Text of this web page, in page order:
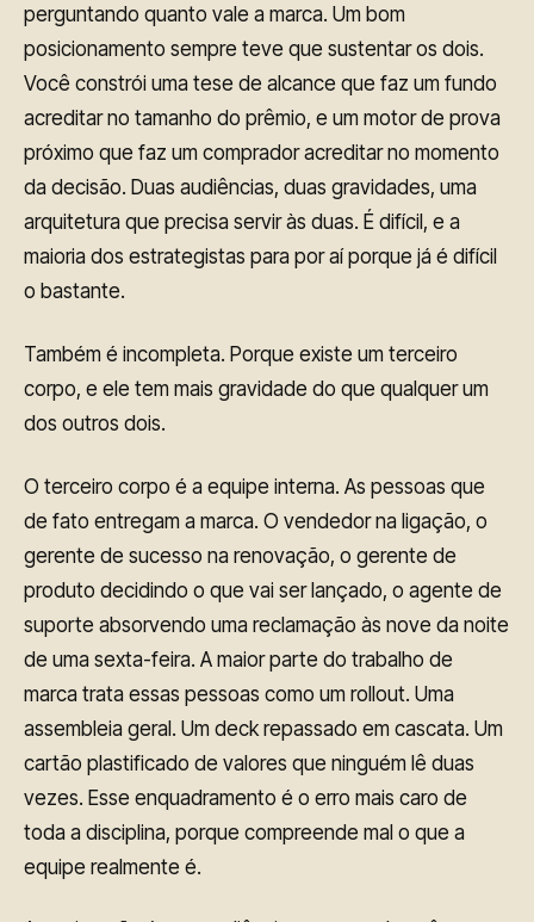
perguntando quanto vale a marca. Um bom
posicionamento sempre teve que sustentar os dois.
Você constrói uma tese de alcance que faz um fundo
acreditar no tamanho do prêmio, e um motor de prova
próximo que faz um comprador acreditar no momento
da decisão. Duas audiências, duas gravidades, uma
arquitetura que precisa servir às duas. É difícil, e a
maioria dos estrategistas para por aí porque já é difícil
o bastante.
Também é incompleta. Porque existe um terceiro
corpo, e ele tem mais gravidade do que qualquer um
dos outros dois.
O terceiro corpo é a equipe interna. As pessoas que
de fato entregam a marca. O vendedor na ligação, o
gerente de sucesso na renovação, o gerente de
produto decidindo o que vai ser lançado, o agente de
suporte absorvendo uma reclamação às nove da noite
de uma sexta-feira. A maior parte do trabalho de
marca trata essas pessoas como um rollout. Uma
assembleia geral. Um deck repassado em cascata. Um
cartão plastificado de valores que ninguém lê duas
vezes. Esse enquadramento é o erro mais caro de
toda a disciplina, porque compreende mal o que a
equipe realmente é.